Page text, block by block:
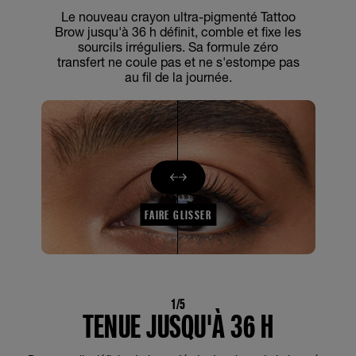
Le nouveau crayon ultra-pigmenté Tattoo
Brow jusqu'à 36 h définit, comble et fixe les
sourcils irréguliers. Sa formule zéro
transfert ne coule pas et ne s'estompe pas
au fil de la journée.
FAIRE GLISSER
1/5
TENUE JUSQU'À 36 H